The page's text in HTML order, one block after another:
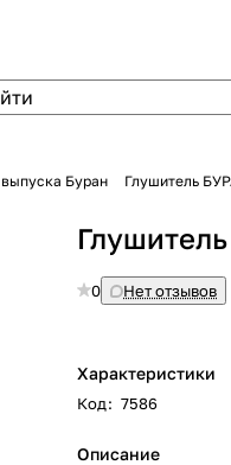
Буран Глушитель
0 Нет отзывов
Характеристики
Код: 7586
Описание